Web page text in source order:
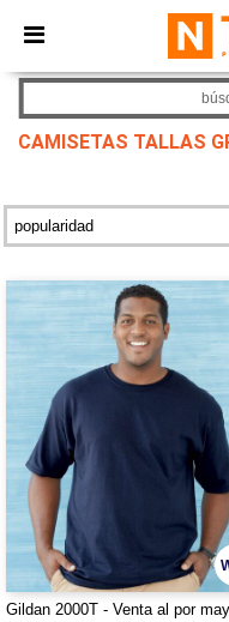
× App de Ntextil
¡Mejores precios
CAMISETAS TALLAS
Gildan 2000T - Venta al por